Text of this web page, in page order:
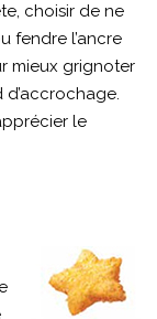
choisir de ne
fendre l’ancre
mieux grignoter
le